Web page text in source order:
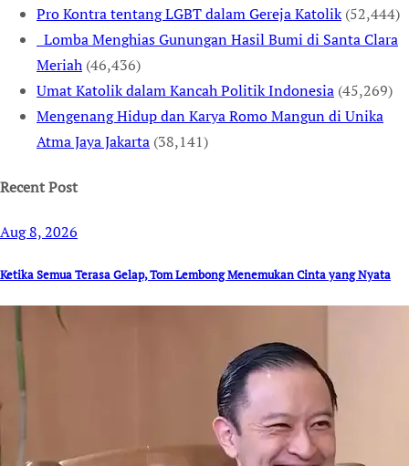
Pro Kontra tentang LGBT dalam Gereja Katolik (52,444)
Lomba Menghias Gunungan Hasil Bumi di Santa Clara
Meriah (46,436)
Umat Katolik dalam Kancah Politik Indonesia (45,269)
Mengenang Hidup dan Karya Romo Mangun di Unika
Atma Jaya Jakarta (38,141)
Recent Post
Aug 8, 2026
Ketika Semua Terasa Gelap, Tom Lembong Menemukan Cinta yang Nyata